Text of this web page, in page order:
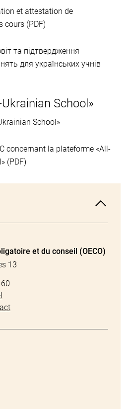
et attestation de
cours
та підтвердження
для українських учнів
School»
School»
concernant la plateforme «All-
et du conseil (OECO)
13